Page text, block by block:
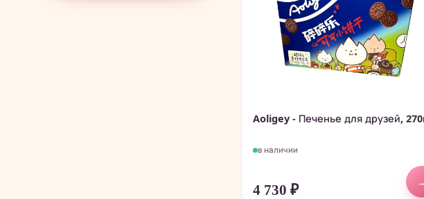
Aoligey - Печенье для друзей,
в наличии
4 730 ₽